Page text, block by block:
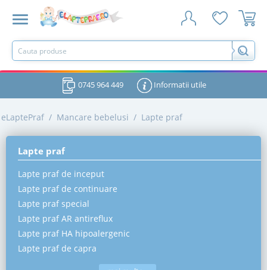
0745 964 449 Informatii utile
eLaptePraf / Mancare bebelusi / Lapte praf
Lapte praf
Lapte praf de inceput
Lapte praf de continuare
Lapte praf special
Lapte praf AR antireflux
Lapte praf HA hipoalergenic
Lapte praf de capra